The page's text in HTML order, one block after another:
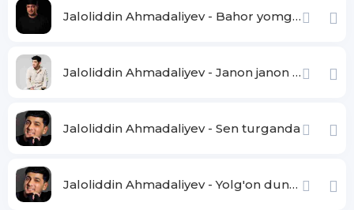
Jaloliddin Ahmadaliyev - Bahor yomg'irlari
Jaloliddin Ahmadaliyev - Janon janon bizginani sog'indilarmu
Jaloliddin Ahmadaliyev - Sen turganda
Jaloliddin Ahmadaliyev - Yolg'on dunyo